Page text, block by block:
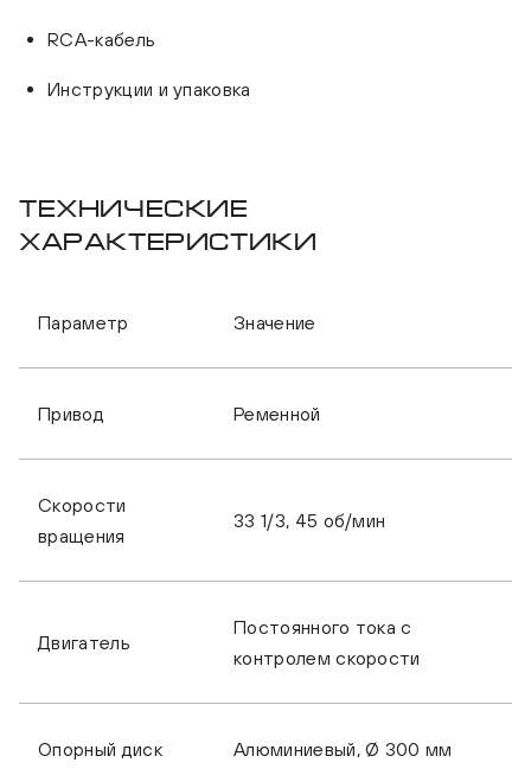
RCA-кабель
Инструкции и упаковка
Технические
характеристики
Параметр Значение
Привод Ременной
Скорости
вращения
33 1/3, 45 об/мин
Двигатель
Постоянного тока с
контролем скорости
Опорный диск Алюминиевый, Ø 300 мм